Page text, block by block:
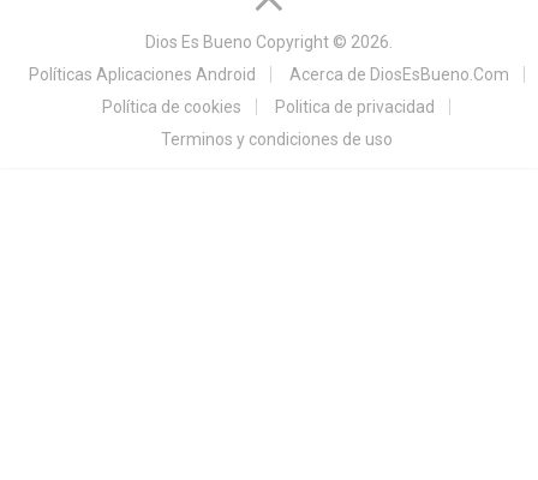
Dios Es Bueno Copyright © 2026.
Políticas Aplicaciones Android
Acerca de DiosEsBueno.Com
Política de cookies
Politica de privacidad
Terminos y condiciones de uso